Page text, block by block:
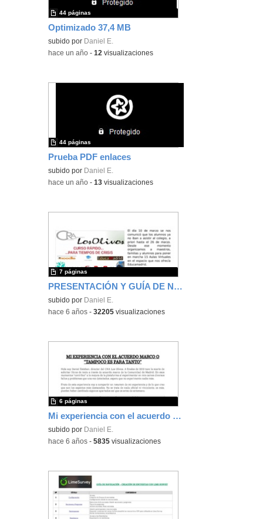
Optimizado 37,4 MB
subido por Daniel E.
44 páginas
-hace un año -12 visualizaciones
Prueba PDF enlaces
subido por Daniel E.
44 páginas
-hace un año -13 visualizaciones
PRESENTACIÓN Y GUÍA DE NAVEGACIÓN (Actualización del 20 de mayo de 2020)
subido por Daniel E.
7 páginas
-hace 6 años -32205 visualizaciones
Mi experiencia con el acuerdo marco...por si le sirve a alguien
subido por Daniel E.
6 páginas
-hace 6 años -5835 visualizaciones